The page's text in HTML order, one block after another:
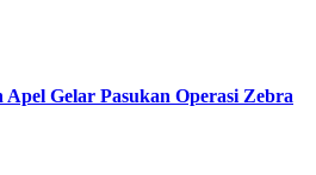
Gelar Pasukan Operasi Zebra